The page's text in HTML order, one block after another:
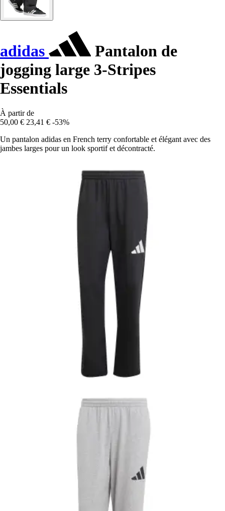
adidas
Pantalon de
jogging large 3-Stripes
Essentials
À partir de
50,00 € 23,41 € -53%
Un pantalon adidas en French terry confortable et élégant avec des
jambes larges pour un look sportif et décontracté.